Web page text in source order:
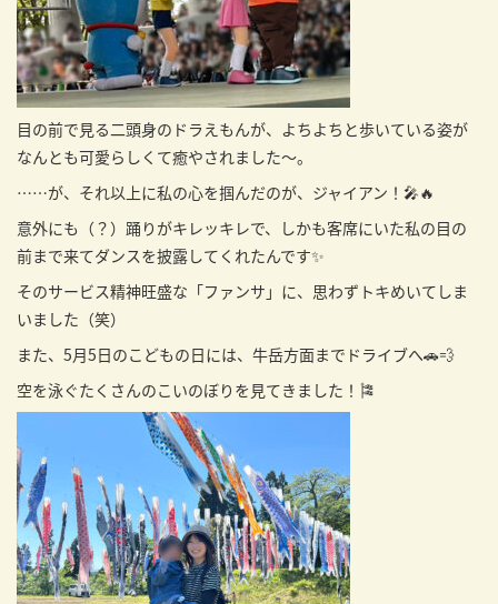
目の前で見る二頭身のドラえもんが、よちよちと歩いている姿が
なんとも可愛らしくて癒やされました〜。
……が、それ以上に私の心を掴んだのが、 ジャイアン！ 🎤🔥
意外にも（？）踊りがキレッキレで、しかも客席にいた私の目の
前まで来てダンスを披露してくれたんです✨
そのサービス精神旺盛な「ファンサ」に、思わずトキめいてしま
いました（笑）
また、5月5日のこどもの日には、牛岳方面までドライブへ🚗💨
空を泳ぐたくさんのこいのぼり を見てきました！🎏